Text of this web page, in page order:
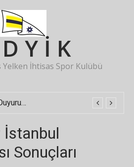
Y İ K
İhtisas Spor Kulübü
2020 Yaz Okulu Duyurusu
Sonuçları